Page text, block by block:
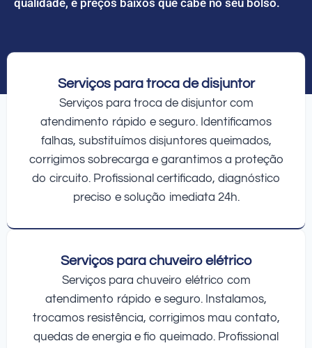
Serviços para troca de disjuntor
Serviços para troca de disjuntor com
atendimento rápido e seguro. Identificamos
falhas, substituímos disjuntores queimados,
corrigimos sobrecarga e garantimos a proteção
do circuito. Profissional certificado, diagnóstico
preciso e solução imediata 24h.
Serviços para chuveiro elétrico
Serviços para chuveiro elétrico com
atendimento rápido e seguro. Instalamos,
trocamos resistência, corrigimos mau contato,
quedas de energia e fio queimado. Profissional